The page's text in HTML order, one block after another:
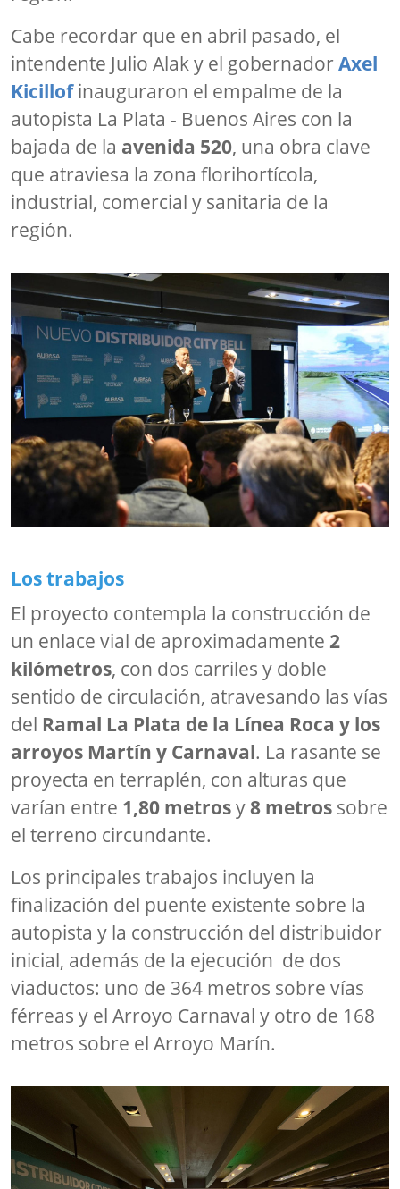
Cabe recordar que en abril pasado, el
intendente Julio Alak y el gobernadorAxel
Kicillof inauguraron el empalme de la
autopista La Plata - Buenos Aires con la
bajada de la avenida 520, una obra clave
que atraviesa la zona florihortícola,
industrial, comercial y sanitaria de la
región.
Los trabajos
El proyecto contempla la construcción de
un enlace vial de aproximadamente 2
kilómetros, con dos carriles y doble
sentido de circulación, atravesando las vías
del Ramal La Plata de la Línea Roca y los
arroyos Martín y Carnaval. La rasante se
proyecta en terraplén, con alturas que
varían entre 1,80 metrosy8 metros sobre
el terreno circundante.
Los principales trabajos incluyen la
finalización del puente existente sobre la
autopista y la construcción del distribuidor
inicial, además de la ejecución de dos
viaductos: uno de 364 metros sobre vías
férreas y el Arroyo Carnaval y otro de 168
metros sobre el Arroyo Marín.